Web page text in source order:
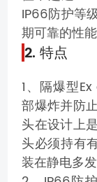
IP66防护等
期可靠的性能
2. 特点
1、隔爆型
部爆炸并防
头在设计上
头必须持有
装在静电多